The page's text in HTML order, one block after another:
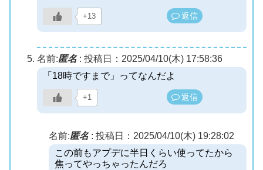
+13 返信
名前:匿名: 投稿日：2025/04/10(木) 17:58:36
「18時ですまで」ってなんだよ
+1 返信
名前:匿名: 投稿日：2025/04/10(木) 19:28:02
この前もアプデに半日くらい使ってたから
焦ってやっちゃったんだろ